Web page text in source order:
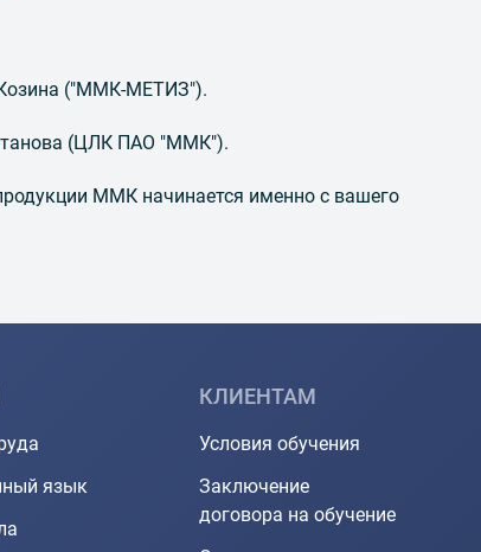
Козина ("ММК-МЕТИЗ").
(ЦЛК ПАО "ММК").
ММК начинается именно с вашего
язык
КЛИЕНТАМ
Условия обучения
Заключение
договора на обучение